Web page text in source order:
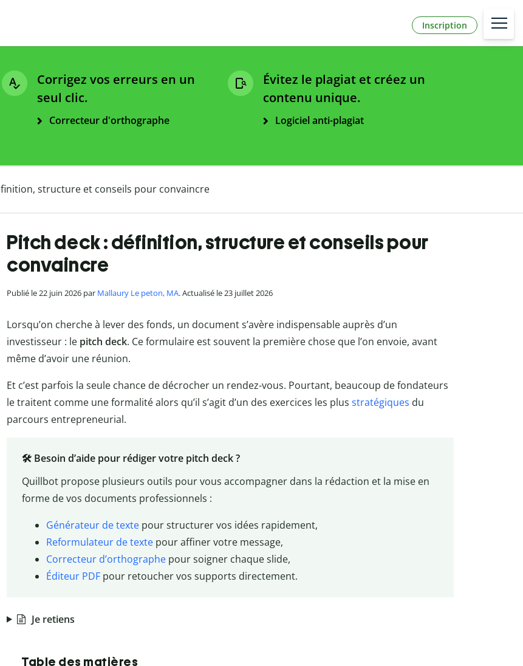
Inscription
Corrigez vos erreurs en un
seul clic.
Correcteur d'orthographe
Évitez le plagiat et créez un
contenu unique.
Logiciel anti-plagiat
structure et conseils pour convaincre
Pitch deck : définition, structure et conseils pour
convaincre
Publié le 22 juin 2026 par Mallaury Le peton, MA. Actualisé le 23 juillet 2026
Lorsqu’on cherche à lever des fonds, un document s’avère indispensable auprès d’un
investisseur : le pitch deck. Ce formulaire est souvent la première chose que l’on envoie, avant
même d’avoir une réunion.
Et c’est parfois la seule chance de décrocher un rendez-vous. Pourtant, beaucoup de fondateurs
le traitent comme une formalité alors qu’il s’agit d’un des exercices les plus stratégiques du
parcours entrepreneurial.
🛠️ Besoin d’aide pour rédiger votre pitch deck ?
Quillbot propose plusieurs outils pour vous accompagner dans la rédaction et la mise en
forme de vos documents professionnels :
Générateur de textepour structurer vos idées rapidement,
Reformulateur de textepour affiner votre message,
Correcteur d’orthographepour soigner chaque slide,
Éditeur PDFpour retoucher vos supports directement.
Je retiens
Table des matières